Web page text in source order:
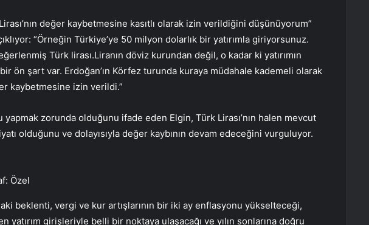
değer kaybetmesine kasıtlı olarak izin verildiğini düşünüyorum”
“Örneğin Türkiye’ye 50 milyon dolarlık bir yatırımla giriyorsunuz.
Türk lirası.Liranın döviz kurundan değil, o kadar ki yatırımın
ön şart var. Erdoğan’ın Körfez turunda kuraya müdahale kademeli olarak
kaybetmesine izin verildi.”
zorunda olduğunu ifade eden Elgin, Türk Lirası’nın halen mevcut
olduğunu ve dolayısıyla değer kaybının devam edeceğini vurguluyor.
Özel
beklenti, vergi ve kur artışlarının bir iki ay enflasyonu yükselteceği,
yatırım girişleriyle belli bir noktaya ulaşacağı ve yılın sonlarına doğru